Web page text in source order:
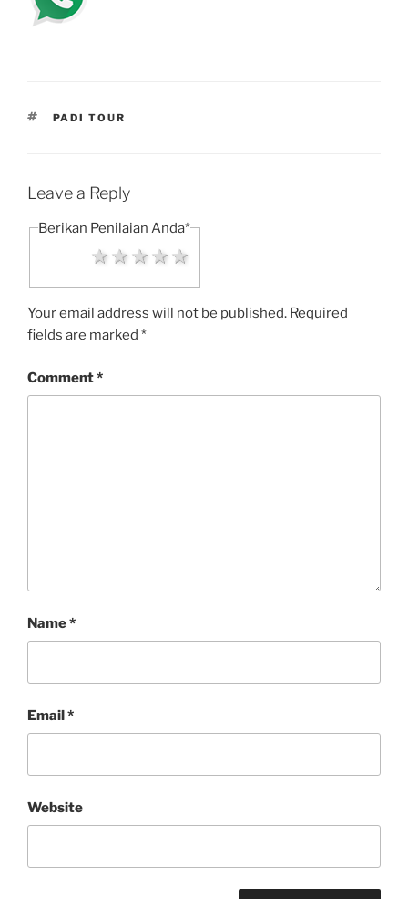
TAGS
PADI TOUR
Leave a Reply
Berikan Penilaian Anda*
4 stars
3 stars
2 stars
1 star
Your email address will not be published. Required
fields are marked *
Comment*
Name*
Email*
Website